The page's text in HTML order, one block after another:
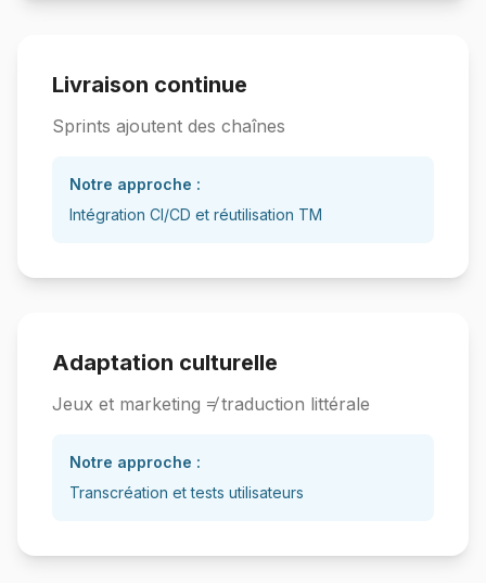
Livraison continue
Sprints ajoutent des chaînes
Notre approche :
Intégration CI/CD et réutilisation TM
Adaptation culturelle
Jeux et marketing ≠ traduction littérale
Notre approche :
Transcréation et tests utilisateurs